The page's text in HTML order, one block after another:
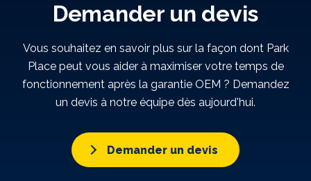
Demander un devis
Vous souhaitez en savoir plus sur la façon dont Park
Place peut vous aider à maximiser votre temps de
fonctionnement après la garantie OEM ? Demandez
un devis à notre équipe dès aujourd'hui.
Demander un devis